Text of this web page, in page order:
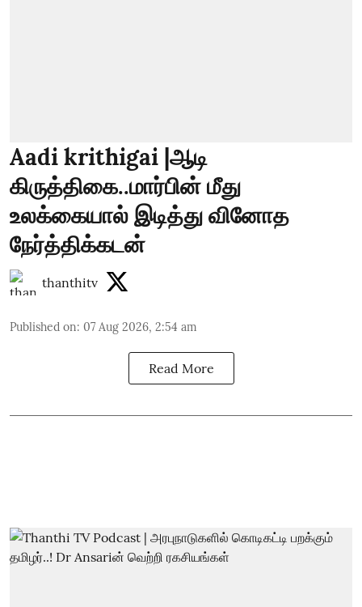
Aadi krithigai |ஆடி
கிருத்திகை..மார்பின் மீது
உலக்கையால் இடித்து வினோத
நேர்த்திக்கடன்
thanthitv
Published on: 07 Aug 2026, 2:54 am
Read More